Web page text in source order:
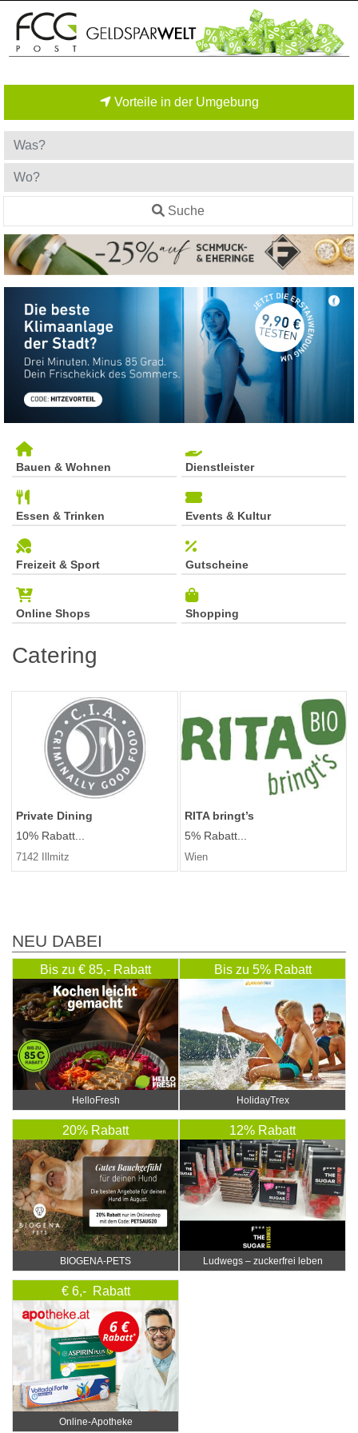
Vorteile in der Umgebung
Suche
Bauen & Wohnen Dienstleister
Essen & Trinken Events & Kultur
Freizeit & Sport Gutscheine
Online Shops Shopping
Catering
Private Dining
10% Rabatt...
7142 Illmitz
RITA bringt’s
5% Rabatt...
Wien
NEU DABEI
Bis zu € 85,- Rabatt
HelloFresh
Bis zu 5% Rabatt
HolidayTrex
20% Rabatt
BIOGENA-PETS
12% Rabatt
Ludwegs – zuckerfrei leben
€ 6,- Rabatt
Online‑Apotheke